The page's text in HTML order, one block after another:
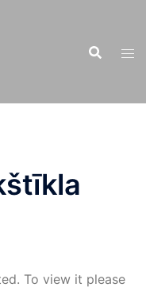
To view it please